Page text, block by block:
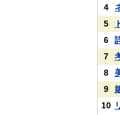
4
5
6
7
8
9
10